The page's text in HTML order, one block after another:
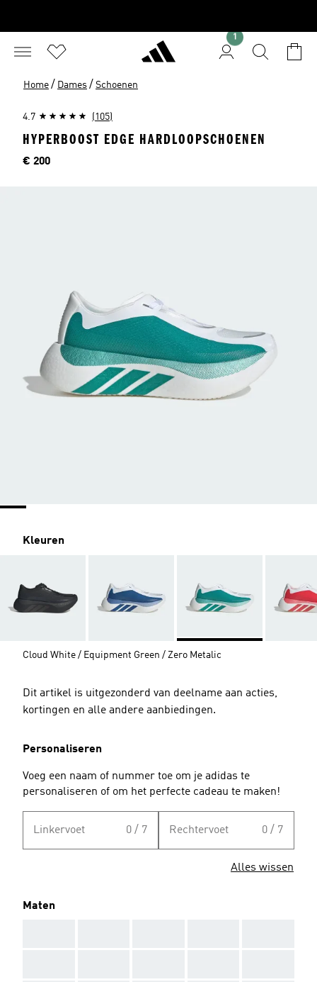
1
Home / Dames / Schoenen
4.7 (105)
HYPERBOOST EDGE HARDLOOPSCHOENEN
Price
€ 200
Kleuren
Cloud White / Equipment Green / Zero Metalic
Dit artikel is uitgezonderd van deelname aan acties,
kortingen en alle andere aanbiedingen.
Personaliseren
Voeg een naam of nummer toe om je adidas te
personaliseren of om het perfecte cadeau te maken!
Linkervoet 0 / 7 Rechtervoet 0 / 7
Alles wissen
Maten